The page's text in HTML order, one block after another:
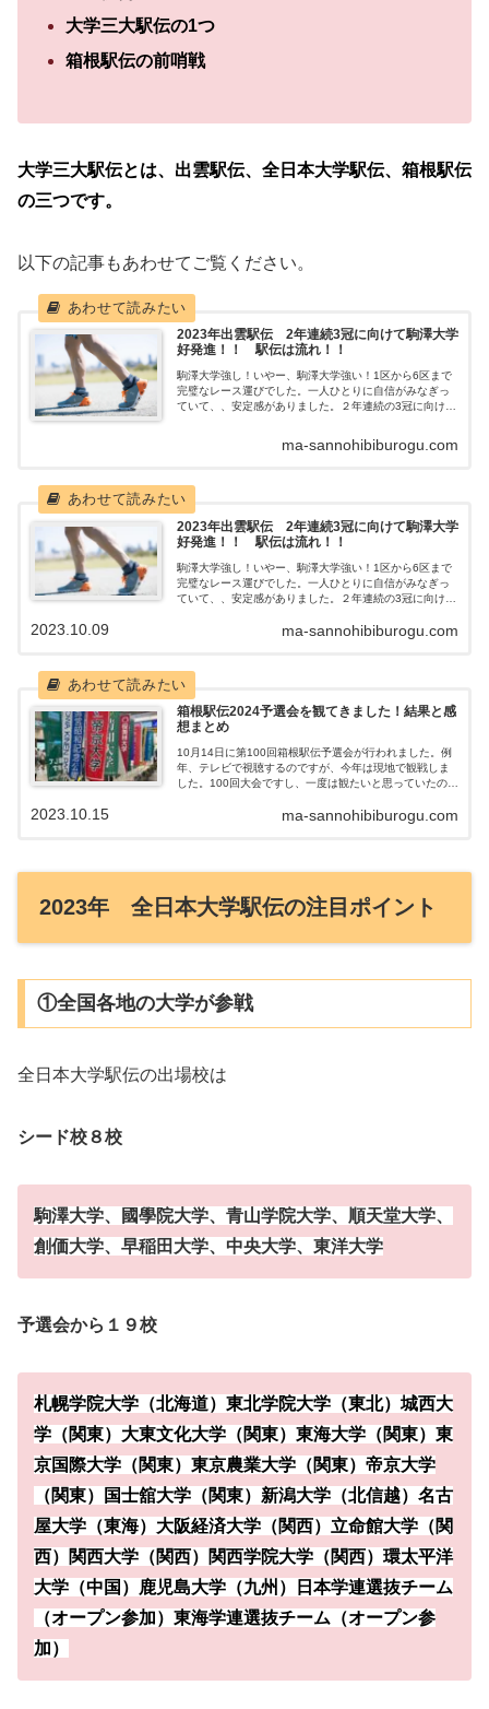
大学三大駅伝の1つ
箱根駅伝の前哨戦
大学三大駅伝とは、出雲駅伝、全日本大学駅伝、箱根駅伝
の三つです。
以下の記事もあわせてご覧ください。
2023年出雲駅伝 2年連続3冠に向けて駒澤大学
好発進！！ 駅伝は流れ！！
駒澤大学強し！いやー、駒澤大学強い！1区から6区まで
完璧なレース運びでした。一人ひとりに自信がみなぎっ
ていて、、安定感がありました。２年連続の3冠に向けて
学。流れに乗って２位進出。3区、4区...
ma-sannohibiburogu.com
2023年出雲駅伝 2年連続3冠に向けて駒澤大学
好発進！！ 駅伝は流れ！！
駒澤大学強し！いやー、駒澤大学強い！1区から6区まで
完璧なレース運びでした。一人ひとりに自信がみなぎっ
ていて、、安定感がありました。２年連続の3冠に向けて
学。流れに乗って２位進出。3区、4区...
ma-sannohibiburogu.com
2023.10.09
箱根駅伝2024予選会を観てきました！結果と感
想まとめ
10月14日に第100回箱根駅伝予選会が行われました。例
年、テレビで視聴するのですが、今年は現地で観戦しま
した。100回大会ですし、一度は観たいと思っていたの
3日に行われる箱根駅伝（本戦...ma-sannohibiburogu.com
2023.10.15
2023年 全日本大学駅伝の注目ポイント
①全国各地の大学が参戦
全日本大学駅伝の出場校は
シード校８校
駒澤大学、國學院大学、青山学院大学、順天堂大学、
創価大学、早稲田大学、中央大学、東洋大学
予選会から１９校
札幌学院大学（北海道）東北学院大学（東北）城西大
学（関東） 大東文化大学（関東）東海大学（関東）東
京国際大学（関東）東京農業大学（関東）帝京大学
（関東）国士舘大学（関東）新潟大学（北信越）名古
屋大学（東海）大阪経済大学（関西）立命館大学（関
西）関西大学（関西）関西学院大学（関西）環太平洋
大学（中国）鹿児島大学（九州）日本学連選抜チーム
（オープン参加）東海学連選抜チーム（オープン参
加）